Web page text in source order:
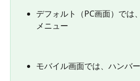
デフォルト（PC画面）では
メニュー
モバイル画面では、ハンバ